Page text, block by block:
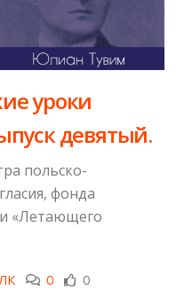
уроки
девятый.
польско-
фонда
«Летающего
0 0